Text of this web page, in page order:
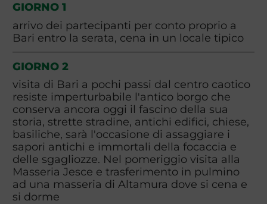
GIORNO 1
arrivo dei partecipanti per conto proprio a
Bari entro la serata, cena in un locale tipico
GIORNO 2
visita di Bari a pochi passi dal centro caotico
resiste imperturbabile l'antico borgo che
conserva ancora oggi il fascino della sua
storia, strette stradine, antichi edifici, chiese,
basiliche, sarà l'occasione di assaggiare i
sapori antichi e immortali della focaccia e
delle sgagliozze. Nel pomeriggio visita alla
Masseria Jesce e trasferimento in pulmino
ad una masseria di Altamura dove si cena e
si dorme